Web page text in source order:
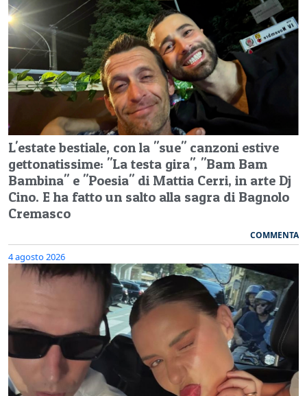
L'estate bestiale, con la "sue" canzoni estive
gettonatissime: "La testa gira", "Bam Bam
Bambina" e "Poesia" di Mattia Cerri, in arte Dj
Cino. E ha fatto un salto alla sagra di Bagnolo
Cremasco
COMMENTA
4 agosto 2026